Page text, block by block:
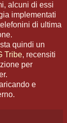
alcuni di essi
implementati
di ultima
quindi un
Tribe, recensiti
per
e